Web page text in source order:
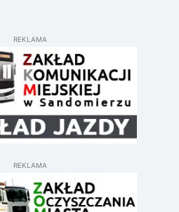
REKLAMA
REKLAMA